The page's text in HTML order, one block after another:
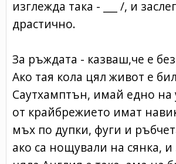
изглежда така - ___ /, и
драстично.
За ръждата - казваш,че е
Ако тая кола цял живот е
Саутхамптън, имай едно на
от крайбрежието имат
мъх по дупки, фуги и
ако са нощували на сянка, и